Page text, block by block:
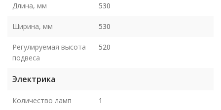
Длина, мм 530
Ширина, мм 530
Регулируемая высота
подвеса
520
Электрика
Количество ламп 1